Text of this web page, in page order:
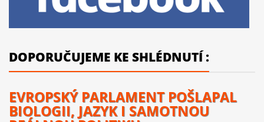
DOPORUČUJEME KE SHLÉDNUTÍ :
EVROPSKÝ PARLAMENT POŠLAPAL
BIOLOGII, JAZYK I SAMOTNOU